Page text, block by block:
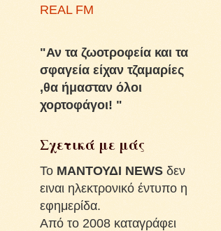
REAL FM
"Αν τα ζωοτροφεία και τα
σφαγεία είχαν τζαμαρίες
,θα ήμασταν όλοι
χορτοφάγοι! "
Σχετικά με μάς
To ΜΑΝΤΟΥΔΙ NEWS δεν
ειναι ηλεκτρονικό έντυπο η
εφημερίδα.
Από το 2008 καταγράφει